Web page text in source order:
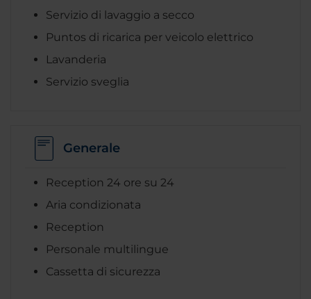
Servizio di lavaggio a secco
Puntos di ricarica per veicolo elettrico
Lavanderia
Servizio sveglia
Generale
Reception 24 ore su 24
Aria condizionata
Reception
Personale multilingue
Cassetta di sicurezza